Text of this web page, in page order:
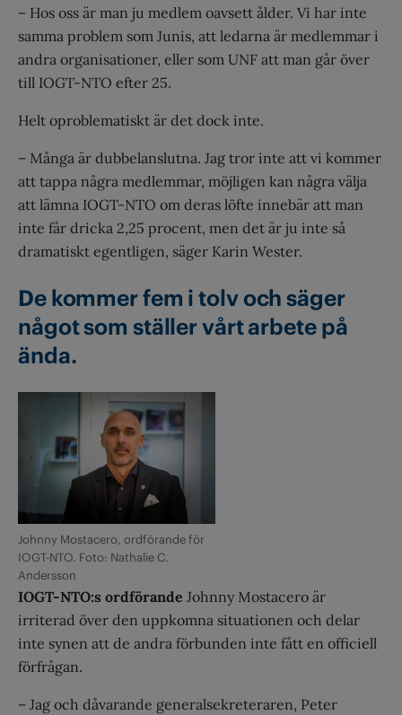
– Hos oss är man ju medlem oavsett ålder. Vi har inte
samma problem som Junis, att ledarna är medlemmar i
andra organisationer, eller som UNF att man går över
till IOGT-NTO efter 25.
Helt oproblematiskt är det dock inte.
– Många är dubbelanslutna. Jag tror inte att vi kommer
att tappa några medlemmar, möjligen kan några välja
att lämna IOGT-NTO om deras löfte innebär att man
inte får dricka 2,25 procent, men det är ju inte så
dramatiskt egentligen, säger Karin Wester.
De kommer fem i tolv och säger
något som ställer vårt arbete på
ända.
Johnny Mostacero, ordförande för
IOGT-NTO. Foto: Nathalie C.
Andersson
IOGT-NTO:s ordförande Johnny Mostacero är
irriterad över den uppkomna situationen och delar
inte synen att de andra förbunden inte fått en officiell
förfrågan.
– Jag och dåvarande generalsekreteraren, Peter